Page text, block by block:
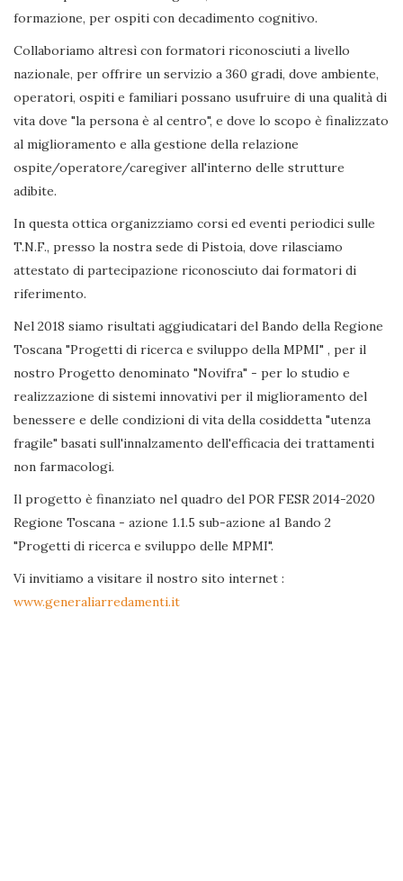
formazione, per ospiti con decadimento cognitivo.
Collaboriamo altresì con formatori riconosciuti a livello
nazionale, per offrire un servizio a 360 gradi, dove ambiente,
operatori, ospiti e familiari possano usufruire di una qualità di
vita dove "la persona è al centro", e dove lo scopo è finalizzato
al miglioramento e alla gestione della relazione
ospite/operatore/caregiver all'interno delle strutture
adibite.
In questa ottica organizziamo corsi ed eventi periodici sulle
T.N.F., presso la nostra sede di Pistoia, dove rilasciamo
attestato di partecipazione riconosciuto dai formatori di
riferimento.
Nel 2018 siamo risultati aggiudicatari del Bando della Regione
Toscana "Progetti di ricerca e sviluppo della MPMI" , per il
nostro Progetto denominato "Novifra" - per lo studio e
realizzazione di sistemi innovativi per il miglioramento del
benessere e delle condizioni di vita della cosiddetta "utenza
fragile" basati sull'innalzamento dell'efficacia dei trattamenti
non farmacologi.
Il progetto è finanziato nel quadro del POR FESR 2014-2020
Regione Toscana - azione 1.1.5 sub-azione a1 Bando 2
"Progetti di ricerca e sviluppo delle MPMI".
Vi invitiamo a visitare il nostro sito internet :
www.generaliarredamenti.it